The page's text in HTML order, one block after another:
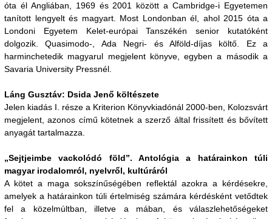
óta él Angliában, 1969 és 2001 között a Cambridge-i Egyetemen
tanított lengyelt és magyart. Most Londonban él, ahol 2015 óta a
Londoni Egyetem Kelet-európai Tanszékén senior kutatóként
dolgozik. Quasimodo-, Ada Negri- és Alföld-díjas költő. Ez a
harminchetedik magyarul megjelent könyve, egyben a második a
Savaria University Pressnél.
Láng Gusztáv: Dsida Jenő költészete
Jelen kiadás I. része a Kriterion Könyvkiadónál 2000-ben, Kolozsvárt
megjelent, azonos című kötetnek a szerző által frissített és bővített
anyagát tartalmazza.
„Sejtjeimbe vackolódó föld”. Antológia a határainkon túli
magyar irodalomról, nyelvről, kultúráról
A kötet a maga sokszínűségében reflektál azokra a kérdésekre,
amelyek a határainkon túli értelmiség számára kérdésként vetődtek
fel a közelmúltban, illetve a mában, és válaszlehetőségeket